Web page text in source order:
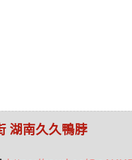
湖南久久鴨脖